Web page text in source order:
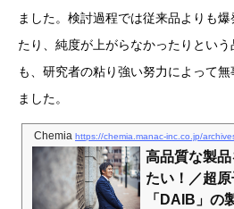
ました。検討過程では従来品よりも
たり、純度が上がらなかったりとい
も、研究者の粘り強い努力によって
ました。
Chemia https://chemia.manac-inc.co.jp/
高品質な製
たい！／超
「DAIB」の